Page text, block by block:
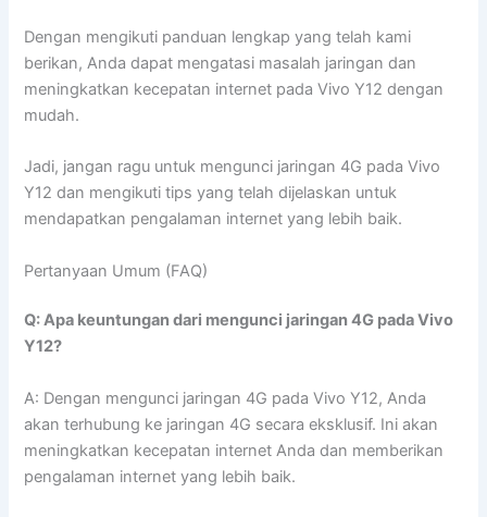
Dengan mengikuti panduan lengkap yang telah kami
berikan, Anda dapat mengatasi masalah jaringan dan
meningkatkan kecepatan internet pada Vivo Y12 dengan
mudah.
Jadi, jangan ragu untuk mengunci jaringan 4G pada Vivo
Y12 dan mengikuti tips yang telah dijelaskan untuk
mendapatkan pengalaman internet yang lebih baik.
Pertanyaan Umum (FAQ)
Q: Apa keuntungan dari mengunci jaringan 4G pada Vivo
Y12?
A: Dengan mengunci jaringan 4G pada Vivo Y12, Anda
akan terhubung ke jaringan 4G secara eksklusif. Ini akan
meningkatkan kecepatan internet Anda dan memberikan
pengalaman internet yang lebih baik.